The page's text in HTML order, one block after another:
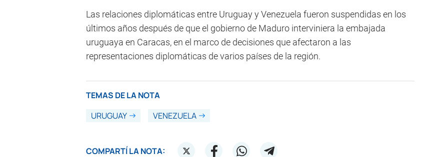
Las relaciones diplomáticas entre Uruguay y Venezuela fueron suspendidas en los
últimos años después de que el gobierno de Maduro interviniera la embajada
uruguaya en Caracas, en el marco de decisiones que afectaron a las
representaciones diplomáticas de varios países de la región.
TEMAS DE LA NOTA
URUGUAY
VENEZUELA
COMPARTÍ LA NOTA: